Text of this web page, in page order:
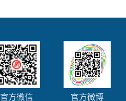
官方微信
官方微博